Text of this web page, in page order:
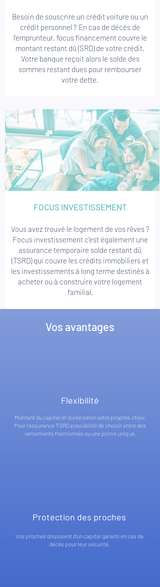
Besoin de souscrire un crédit voiture ou un
crédit personnel ? En cas de décès de
l'emprunteur, focus financement couvre le
montant restant dû (SRD) de votre crédit.
Votre banque reçoit alors le solde des
sommes restant dues pour rembourser
votre dette.​​
FOCUS INVESTISSEMENT
Vous avez trouvé le logement de vos rêves ?
Focus investissement c'est également une
assurance temporaire solde restant dû
(TSRD) qui couvre les crédits immobiliers et
les investissements à long terme destinés à
acheter ou à construire votre logement
familial.
Vos avantages
Flexibilité
Montant du capital et durée selon votre propres choix.
Pour l’assurance TSRD possibilité de choisir entre des
versements fractionnés ou une prime unique.
Protection des proches
Vos proches disposent d’un capital garanti en cas de
décès pour leur sécurité.